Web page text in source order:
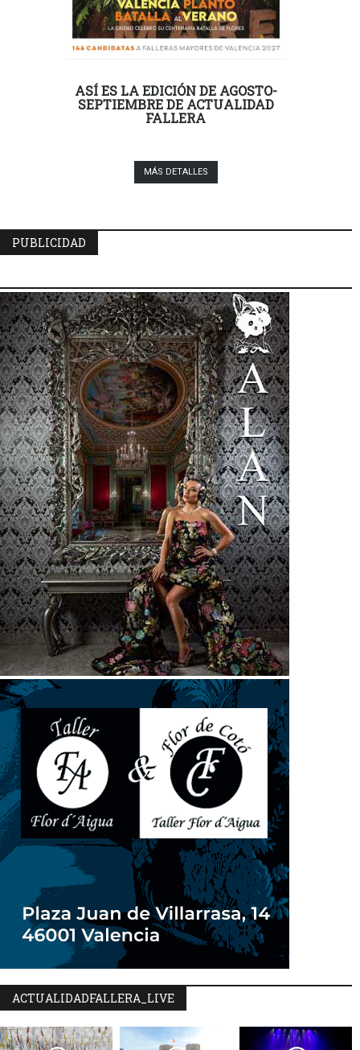
ASÍ ES LA EDICIÓN DE AGOSTO-
SEPTIEMBRE DE ACTUALIDAD
FALLERA
MÁS DETALLES
PUBLICIDAD
ACTUALIDADFALLERA_LIVE